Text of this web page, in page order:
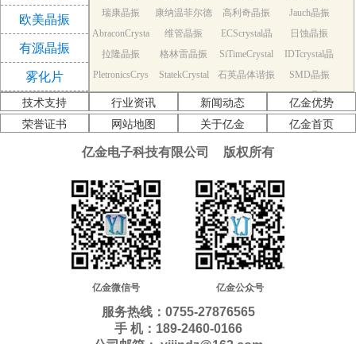
欧美晶振
有源晶振
雾化片
瑞康晶振
康纳温菲尔德
晶振
高利奇晶振
Jauch晶振
AbraconCrysta
l晶振
维管晶振
ECScrystal晶
振
日蚀晶振
拉隆晶振
格林雷晶振
SiTimeCrystal
晶振
IDTcrystal晶
振
PletronicsCrys
tal晶振
StatekCrystal
晶振
石英晶体谐振
器
SMD晶振
KDS Quartz cr
ystal
NDK Quartz c
rystal
EPSON Quart
z crystal
AEK晶振
AEL晶振
Cardinal晶振 Crystek晶振
Euroquartz晶
振
KVG晶振
MMDCOMP
MtronPTI晶振
QuartzCom晶
振
QuartzChnik
SUNTSU晶振
Transko晶振
WI2WI晶振
富士晶振
MERCURY晶
振
韩国三呢晶振
ITTI晶振 ACT晶振
Lihom晶振
rubyquartz晶
Oscilent晶振
SHINSUNG
晶振
SMI晶振 PDI晶振
C-TECH晶振
Microchip晶
NIC晶振
QVS晶振 Bomar晶振
技术支持 行业资讯 新闻动态
亿金优势
荣誉证书
网站地图 关于亿金 亿金首页
亿金电子科技有限公司 版权所有
亿金微信号 亿金公众号
服务热线：0755-27876565
手 机：189-2460-0166